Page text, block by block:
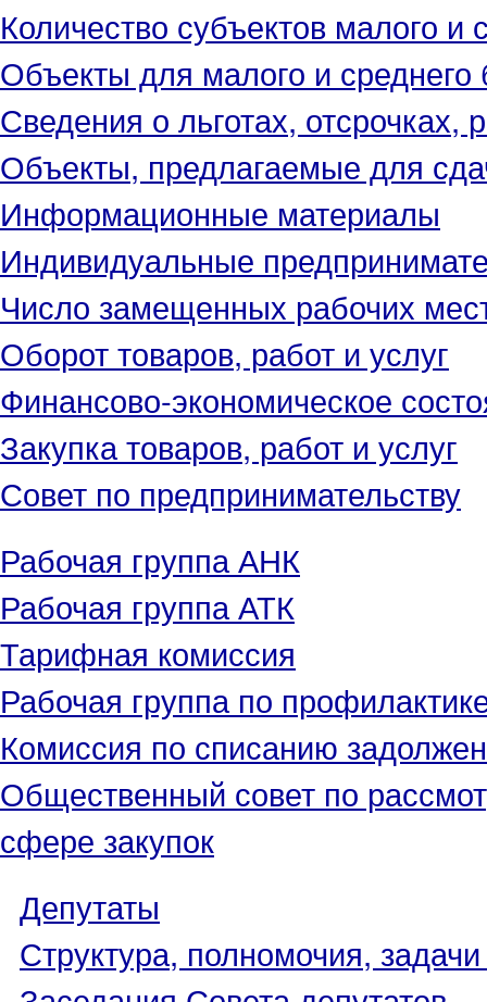
Количество субъектов малого и
Объекты для малого и среднего
Сведения о льготах, отсрочках,
Объекты, предлагаемые для
Информационные материалы
Индивидуальные
Число замещенных рабочих
Оборот товаров, работ и услуг
Финансово-экономическое
Закупка товаров, работ и услуг
Совет по предпринимательству
Рабочая группа АНК
Рабочая группа АТК
Тарифная комиссия
Рабочая группа по
Комиссия по списанию
Общественный совет по
сфере закупок
Депутаты
Структура, полномочия,